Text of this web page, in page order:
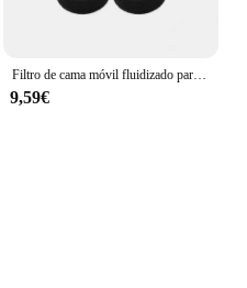
Filtro de cama móvil fluidizado para pecera de Acuario, filtro de burbuja Bio Media, esponja para pecera con ventosa, piedra de aire y filtro de esponja
9,59€